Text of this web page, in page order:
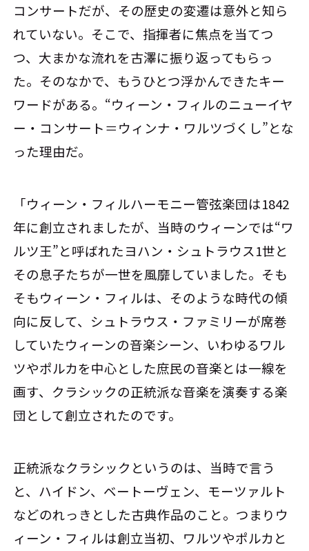
コンサートだが、その歴史の変遷は意外と知ら
れていない。そこで、指揮者に焦点を当てつ
つ、大まかな流れを古澤に振り返ってもらっ
た。そのなかで、もうひとつ浮かんできたキー
ワードがある。“ウィーン・フィルのニューイヤ
ー・コンサート＝ウィンナ・ワルツづくし”とな
った理由だ。
「ウィーン・フィルハーモニー管弦楽団は1842
年に創立されましたが、当時のウィーンでは“ワ
ルツ王”と呼ばれたヨハン・シュトラウス1世と
その息子たちが一世を風靡していました。そも
そもウィーン・フィルは、そのような時代の傾
向に反して、シュトラウス・ファミリーが席巻
していたウィーンの音楽シーン、いわゆるワル
ツやポルカを中心とした庶民の音楽とは一線を
画す、クラシックの正統派な音楽を演奏する楽
団として創立されたのです。
正統派なクラシックというのは、当時で言う
と、ハイドン、ベートーヴェン、モーツァルト
などのれっきとした古典作品のこと。つまりウ
ィーン・フィルは創立当初、ワルツやポルカと